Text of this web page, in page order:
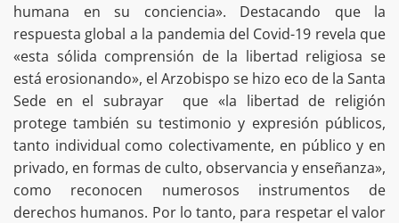
humana en su conciencia». Destacando que la
respuesta global a la pandemia del Covid-19 revela que
«esta sólida comprensión de la libertad religiosa se
está erosionando», el Arzobispo se hizo eco de la Santa
Sede en el subrayar que «la libertad de religión
protege también su testimonio y expresión públicos,
tanto individual como colectivamente, en público y en
privado, en formas de culto, observancia y enseñanza»,
como reconocen numerosos instrumentos de
derechos humanos. Por lo tanto, para respetar el valor